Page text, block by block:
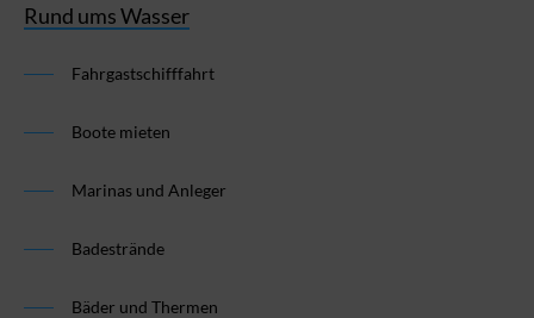
Rund ums Wasser
Fahrgastschifffahrt
Boote mieten
Marinas und Anleger
Badestrände
Bäder und Thermen